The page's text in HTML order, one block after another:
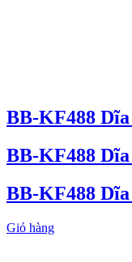
BB-KF488
BB-KF488
BB-KF488
Giỏ hàng